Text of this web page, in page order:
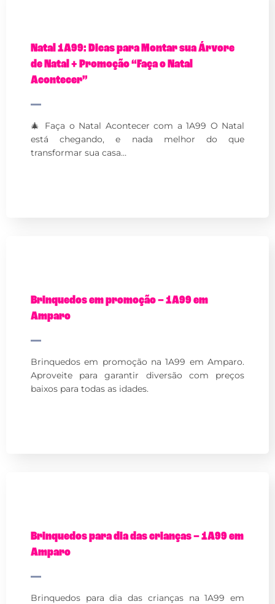
Natal 1A99: Dicas para Montar sua Árvore
de Natal + Promoção “Faça o Natal
Acontecer”
🎄 Faça o Natal Acontecer com a 1A99 O Natal
está chegando, e nada melhor do que
transformar sua casa…
Brinquedos em promoção – 1A99 em
Amparo
Brinquedos em promoção na 1A99 em Amparo.
Aproveite para garantir diversão com preços
baixos para todas as idades.
Brinquedos para dia das crianças – 1A99 em
Amparo
Brinquedos para dia das crianças na 1A99 em